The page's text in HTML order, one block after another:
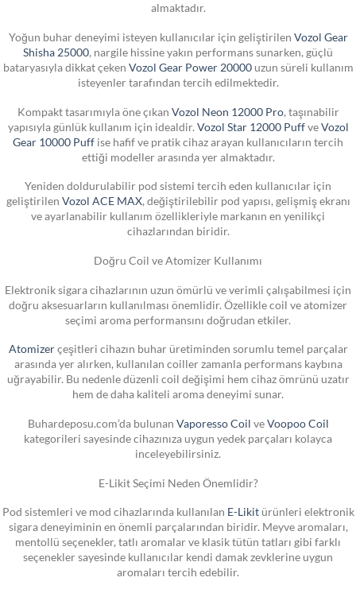
almaktadır.
Yoğun buhar deneyimi isteyen kullanıcılar için geliştirilen Vozol Gear
Shisha 25000 , nargile hissine yakın performans sunarken, güçlü
bataryasıyla dikkat çeken Vozol Gear Power 20000uzun süreli kullanım
isteyenler tarafından tercih edilmektedir.
Kompakt tasarımıyla öne çıkan Vozol Neon 12000 Pro, taşınabilir
yapısıyla günlük kullanım için idealdir. Vozol Star 12000 PuffveVozol
Gear 10000 Puff ise hafif ve pratik cihaz arayan kullanıcıların tercih
ettiği modeller arasında yer almaktadır.
Yeniden doldurulabilir pod sistemi tercih eden kullanıcılar için
geliştirilen Vozol ACE MAX, değiştirilebilir pod yapısı, gelişmiş ekranı
ve ayarlanabilir kullanım özellikleriyle markanın en yenilikçi
cihazlarından biridir.
Doğru Coil ve Atomizer Kullanımı
Elektronik sigara cihazlarının uzun ömürlü ve verimli çalışabilmesi için
doğru aksesuarların kullanılması önemlidir. Özellikle coil ve atomizer
seçimi aroma performansını doğrudan etkiler.
Atomizerçeşitleri cihazın buhar üretiminden sorumlu temel parçalar
arasında yer alırken, kullanılan coiller zamanla performans kaybına
uğrayabilir. Bu nedenle düzenli coil değişimi hem cihaz ömrünü uzatır
hem de daha kaliteli aroma deneyimi sunar.
Buhardeposu.com’da bulunan Vaporesso Coil veVoopoo Coil
kategorileri sayesinde cihazınıza uygun yedek parçaları kolayca
inceleyebilirsiniz.
E-Likit Seçimi Neden Önemlidir?
Pod sistemleri ve mod cihazlarında kullanılan E-Likitürünleri elektronik
sigara deneyiminin en önemli parçalarından biridir. Meyve aromaları,
mentollü seçenekler, tatlı aromalar ve klasik tütün tatları gibi farklı
seçenekler sayesinde kullanıcılar kendi damak zevklerine uygun
aromaları tercih edebilir.